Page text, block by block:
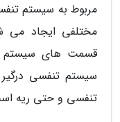
مربوط به سیستم
مختلفی ایجاد می
قسمت های سیستم
سیستم تنفسی درگیر
تنفسی و حتی ریه